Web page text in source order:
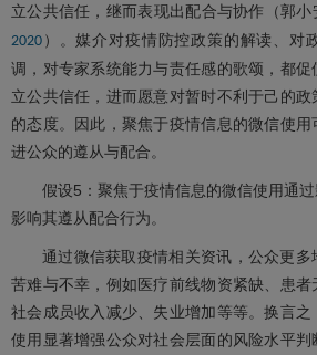
立公共信任，继而表现出配合与协作（郭小
2020 ）。媒介对疫情防控政策的解读、对
调，对专家系统能力与责任感的歌颂，都
立公共信任，进而愿意对暂时不利于己的
的态度。因此，聚焦于疫情信息的微信使
进公众的遵从与配合。
假设5：聚焦于疫情信息的微信使用通
影响其遵从配合行为。
通过微信获取疫情相关资讯，公众更
苦难与不幸，例如医疗前线物资紧缺、患者
社会成员收入减少、失业增加等等。换言
使用显著增强公众对社会层面的风险水平